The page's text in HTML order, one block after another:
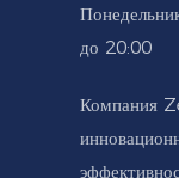
до 20:00
Компания